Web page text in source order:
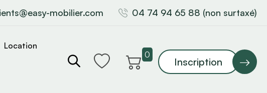
mobilier.com 04 74 94 65 88 (non surtaxé)
0
Inscription
Location